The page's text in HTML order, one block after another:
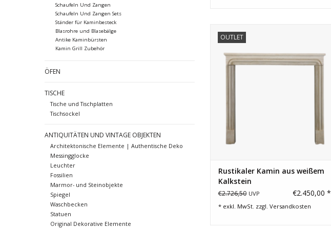
Schaufeln Und Zangen
Schaufeln Und Zangen Sets
Ständer für Kaminbesteck
Blasrohre und Blasebälge
Antike Kaminbürsten
Kamin Grill Zubehör
ÖFEN
TISCHE
Tische und Tischplatten
Tischsockel
ANTIQUITÄTEN UND VINTAGE OBJEKTEN
Architektonische Elemente | Authentische Deko
Messingglocke
Leuchter
Fossilien
Marmor- und Steinobjekte
Spiegel
Waschbecken
Statuen
Original Dekorative Elemente
OUTLETLinien für die Inneneinrichtung.
ZUM WARENKORB HINZUFÜGEN
Rustikaler Kamin aus weißem
Kalkstein
€2.726,50 UVP €2.450,00 *
* exkl. MwSt. zzgl. Versandkosten